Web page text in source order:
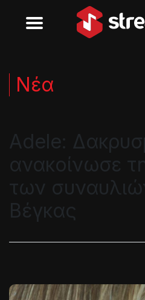
Νέα
Adele:
ανακοίνωσε
των
Βέγκας